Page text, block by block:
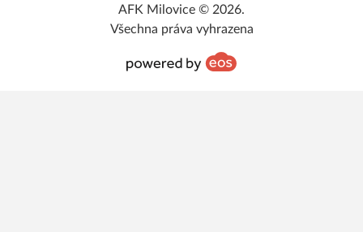
AFK Milovice © 2026.
Všechna práva vyhrazena